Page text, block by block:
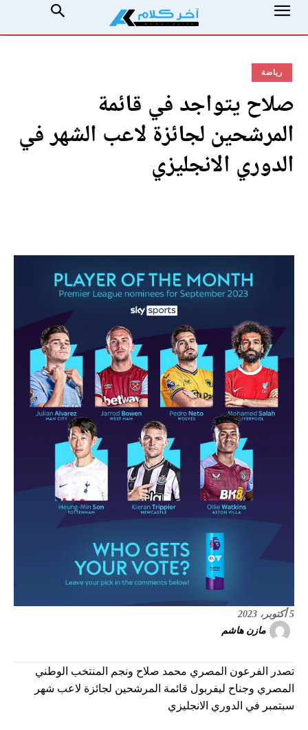
رياضة
صلاح يتواجد في قائمة
المرشحين لجائزة لاعب الشهر في
الدوري الانجليزي
5 أكتوبر، 2023
مازن هاشم
تصدر الفرعون المصري محمد صلاح ونجم المنتخب الوطني
المصري وجناح ليفربول قائمة المرشحين لجائزة لاعب شهر
سبتمبر في الدوري الانجليزي